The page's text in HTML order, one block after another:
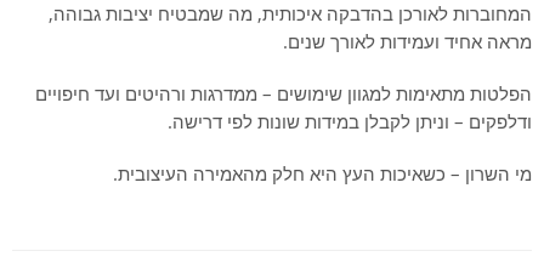
המחוברות לאורכן בהדבקה איכותית, מה שמבטיח יציבות גבוהה,
מראה אחיד ועמידות לאורך שנים.
הפלטות מתאימות למגוון שימושים – ממדרגות ורהיטים ועד חיפויים
ודלפקים – וניתן לקבלן במידות שונות לפי דרישה.
מי השרון – כשאיכות העץ היא חלק מהאמירה העיצובית.